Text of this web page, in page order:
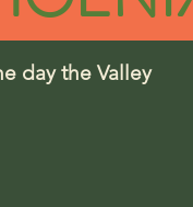
day the Valley